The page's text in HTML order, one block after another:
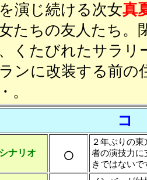
演じ続ける次女真
たちの友人たち。
くたびれたサラリ
ンに改装する前
。
コ
シナリオ ○
２年ぶりの
者の演技力に
きではないで